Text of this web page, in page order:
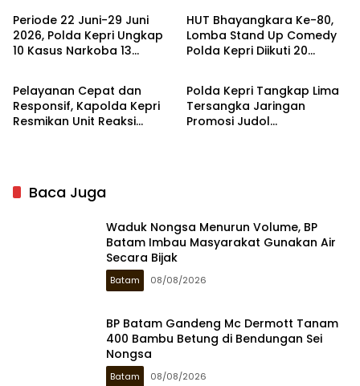
Periode 22 Juni-29 Juni
2026, Polda Kepri Ungkap
10 Kasus Narkoba 13
HUT Bhayangkara Ke-80,
Lomba Stand Up Comedy
Polda Kepri Diikuti 20
Kepulauan Riau
Pelayanan Cepat dan
Responsif, Kapolda Kepri
Resmikan Unit Reaksi
Hukrim
Polda Kepri Tangkap Lima
Tersangka Jaringan
Promosi Judol
Baca Juga
Waduk Nongsa Menurun Volume, BP
Batam Imbau Masyarakat Gunakan Air
Secara Bijak
Batam 08/08/2026
BP Batam Gandeng Mc Dermott Tanam
400 Bambu Betung di Bendungan Sei
Nongsa
Batam 08/08/2026